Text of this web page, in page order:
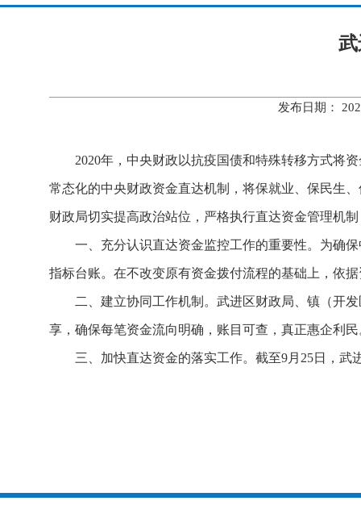
发布日期：
2020年，中央财政以抗疫国债和特殊转移方式将
常态化的中央财政资金直达机制，将保就业、保民生
财政局切实提高政治站位，严格执行直达资金管理机
一、充分认识直达资金监控工作的重要性。为确
指标台账。在不改变原有资金拨付流程的基础上，依
二、建立协同工作机制。武进区财政局、镇（开
享，确保每笔资金流向明确，账目可查，真正惠企利民
三、加快直达资金的落实工作。截至9月25日，武